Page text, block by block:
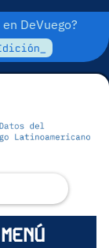
DeVuego?
MENÚ